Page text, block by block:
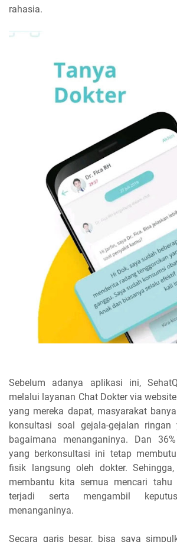
rahasia.
Sebelum adanya aplikasi ini,
melalui layanan Chat Dokter via
yang mereka dapat, masyarakat
konsultasi soal gejala-gejalan
bagaimana menanganinya. Dan
yang berkonsultasi ini tetap
fisik langsung oleh dokter.
membantu kita semua mencari tahu
terjadi serta mengambil
menanganinya.
Secara garis besar, bisa saya